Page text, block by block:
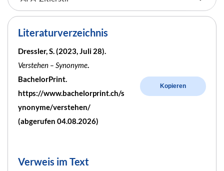
Literaturverzeichnis
Dressler, S. (2023, Juli 28).
Verstehen – Synonyme.
BachelorPrint.
https://www.bachelorprint.ch/s
ynonyme/verstehen/
(abgerufen 04.08.2026)
Kopieren
Verweis im Text